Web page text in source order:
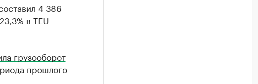
4 386
в TEU
грузооборот
прошлого